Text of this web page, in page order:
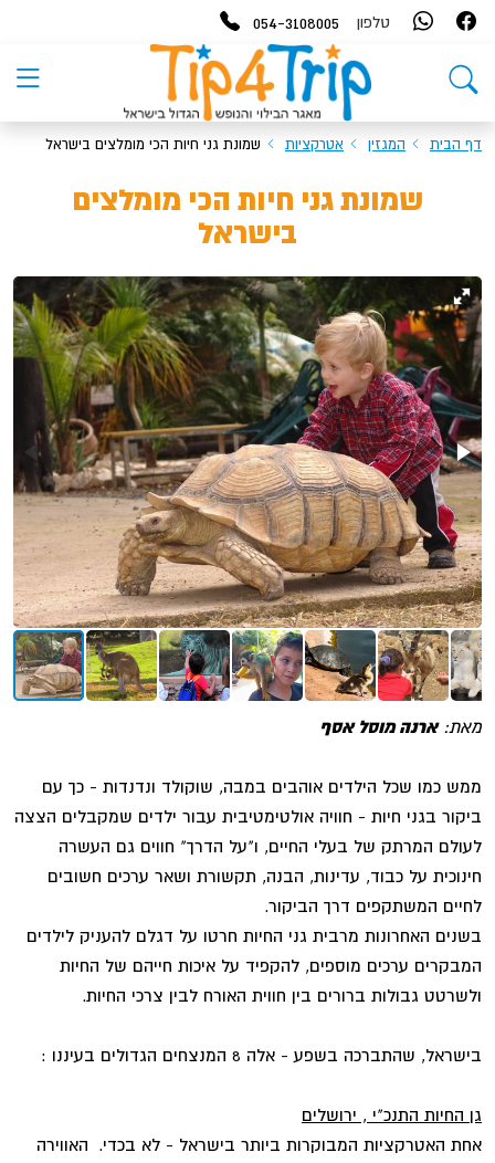
טלפון 054-3108005
דף הבית המגזין אטרקציות שמונת גני חיות הכי מומלצים בישראל
שמונת גני חיות הכי מומלצים
בישראל
מאת:ארנה מוסל אסף
ממש כמו שכל הילדים אוהבים במבה, שוקולד ונדנדות - כך עם
ביקור בגני חיות - חוויה אולטימטיבית עבור ילדים שמקבלים הצצה
לעולם המרתק של בעלי החיים, ו"על הדרך" חווים גם העשרה
חינוכית על כבוד, עדינות, הבנה, תקשורת ושאר ערכים חשובים
לחיים המשתקפים דרך הביקור.
בשנים האחרונות מרבית גני החיות חרטו על דגלם להעניק לילדים
המבקרים ערכים מוספים, להקפיד על איכות חייהם של החיות
ולשרטט גבולות ברורים בין חווית האורח לבין צרכי החיות.
בישראל, שהתברכה בשפע - אלה 8 המנצחים הגדולים בעיננו :
גן החיות התנכ"י , ירושלים
אחת האטרקציות המבוקרות ביותר בישראל - לא בכדי. האווירה